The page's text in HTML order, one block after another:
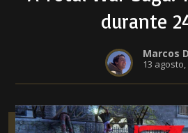
durante
Marcos
13 agosto,